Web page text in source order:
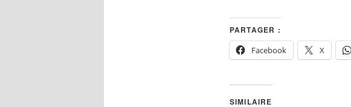
PARTAGER :
Facebook
X
SIMILAIRE